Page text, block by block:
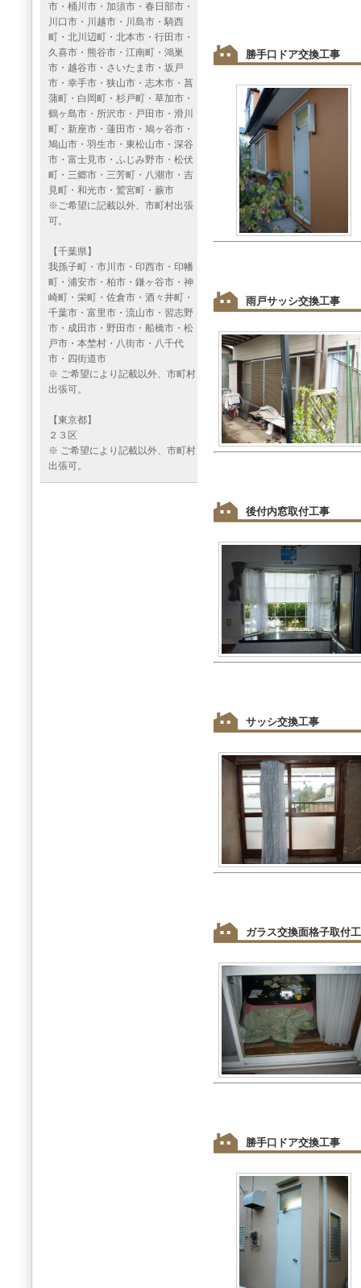
市・桶川市・加須市・春日部市・
川口市・川越市・川島市・騎西
町・北川辺町・北本市・行田市・
久喜市・熊谷市・江南町・鴻巣
市・越谷市・さいたま市・坂戸
市・幸手市・狭山市・志木市・菖
蒲町・白岡町・杉戸町・草加市・
鶴ヶ島市・所沢市・戸田市・滑川
町・新座市・蓮田市・鳩ヶ谷市・
鳩山市・羽生市・東松山市・深谷
市・富士見市・ふじみ野市・松伏
町・三郷市・三芳町・八潮市・吉
見町・和光市・鷲宮町・蕨市
※ご希望に記載以外、市町村出張
可。
【千葉県】
我孫子町・市川市・印西市・印幡
町・浦安市・柏市・鎌ヶ谷市・神
崎町・栄町・佐倉市・酒々井町・
千葉市・富里市・流山市・習志野
市・成田市・野田市・船橋市・松
戸市・本埜村・八街市・八千代
市・四街道市
※ ご希望により記載以外、市町村
出張可。
【東京都】
２３区
※ ご希望により記載以外、市町村
出張可。
勝手口ドア交換工事
雨戸サッシ交換工事
後付内窓取付工事
サッシ交換工事
ガラス交換面格子取付
勝手口ドア交換工事